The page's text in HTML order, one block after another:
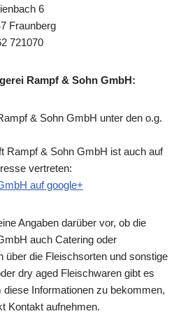
6
Fraunberg
721070
Rampf & Sohn GmbH:
& Sohn GmbH unter den o.g.
Rampf & Sohn GmbH ist auch auf
vertreten:
auf google+
Angaben darüber vor, ob die
auch Catering oder
über die Fleischsorten und sonstige
dry aged Fleischwaren gibt es
Informationen zu bekommen,
Kontakt aufnehmen.